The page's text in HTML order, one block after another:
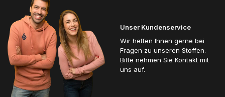
Unser Kundenservice
Wir helfen Ihnen gerne bei
Fragen zu unseren Stoffen.
Bitte nehmen Sie Kontakt mit
uns auf.